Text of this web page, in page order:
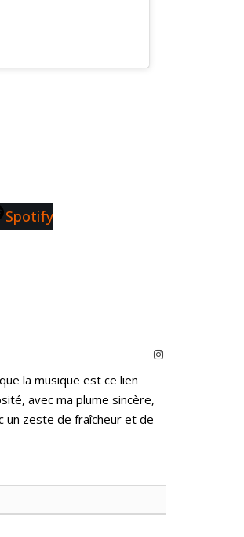
Spotify
Instagram
la musique est ce lien
avec ma plume sincère,
un zeste de fraîcheur et de